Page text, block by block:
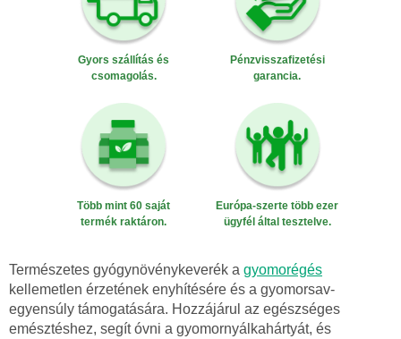
Gyors szállítás és
csomagolás.
Pénzvisszafizetési
garancia.
Több mint 60 saját
termék raktáron.
Európa-szerte több ezer
ügyfél által tesztelve.
Természetes gyógynövénykeverék a gyomorégés
kellemetlen érzetének enyhítésére és a gyomorsav-
egyensúly támogatására. Hozzájárul az egészséges
emésztéshez, segít óvni a gyomornyálkahártyát, és